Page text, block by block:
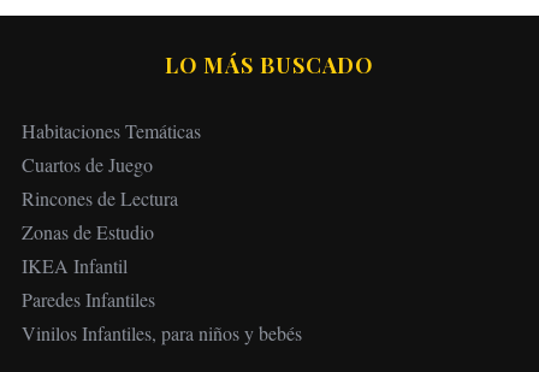
LO MÁS BUSCADO
Habitaciones Temáticas
Cuartos de Juego
Rincones de Lectura
Zonas de Estudio
IKEA Infantil
Paredes Infantiles
Vinilos Infantiles, para niños y bebés